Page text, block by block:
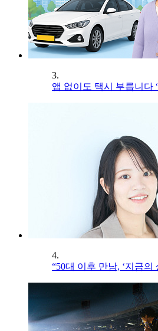
3.
앱 없이도 택시 부릅니다
4.
“50대 이후 만남, ‘지금의